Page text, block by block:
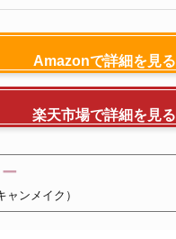
Amazonで詳細を見る
楽天市場で詳細を見る
ンメイク）